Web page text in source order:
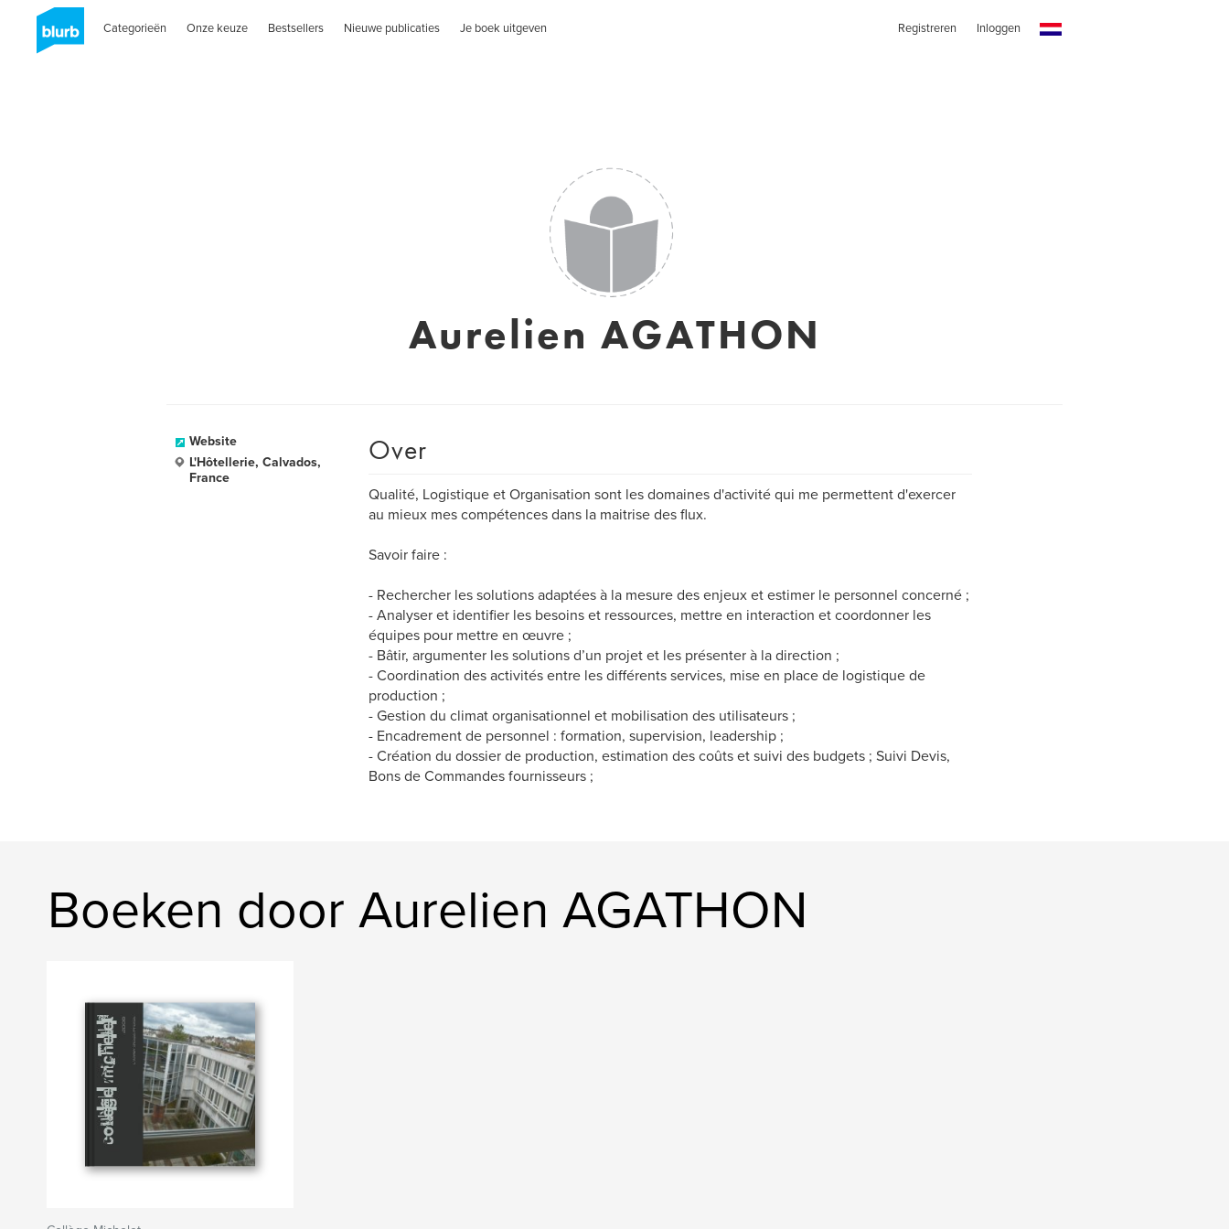
Categorieën Onze keuze Bestsellers Nieuwe publicaties Je boek uitgeven Registreren Inloggen
Aurelien AGATHON
Website
L'Hôtellerie, Calvados,
France
Over
Qualité, Logistique et Organisation sont les domaines d'activité qui me permettent d'exercer
au mieux mes compétences dans la maitrise des flux.
Savoir faire :
- Rechercher les solutions adaptées à la mesure des enjeux et estimer le personnel concerné ;
- Analyser et identifier les besoins et ressources, mettre en interaction et coordonner les
équipes pour mettre en œuvre ;
- Bâtir, argumenter les solutions d’un projet et les présenter à la direction ;
- Coordination des activités entre les différents services, mise en place de logistique de
production ;
- Gestion du climat organisationnel et mobilisation des utilisateurs ;
- Encadrement de personnel : formation, supervision, leadership ;
- Création du dossier de production, estimation des coûts et suivi des budgets ; Suivi Devis,
Bons de Commandes fournisseurs ;
Boeken door Aurelien AGATHON